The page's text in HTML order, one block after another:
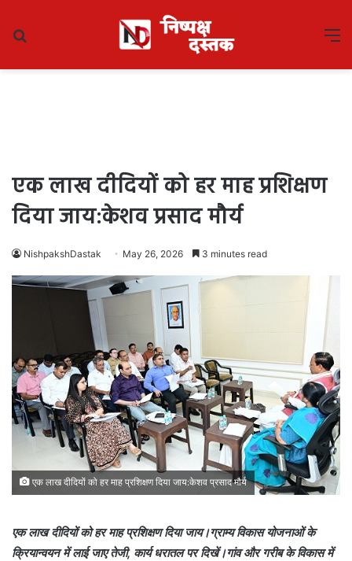
एक लाख दीदियों को हर माह प्रशिक्षण
दिया जाय:केशव प्रसाद मौर्य
NishpakshDastak May 26, 2026 3 minutes read
एक लाख दीदियों को हर माह प्रशिक्षण दिया जाय:केशव प्रसाद मौर्य
एक लाख दीदियों को हर माह प्रशिक्षण दिया जाय।ग्राम्य विकास योजनाओं के
क्रियान्वयन में लाई जाए तेजी, कार्य धरातल पर दिखें।गांव और गरीब के विकास में